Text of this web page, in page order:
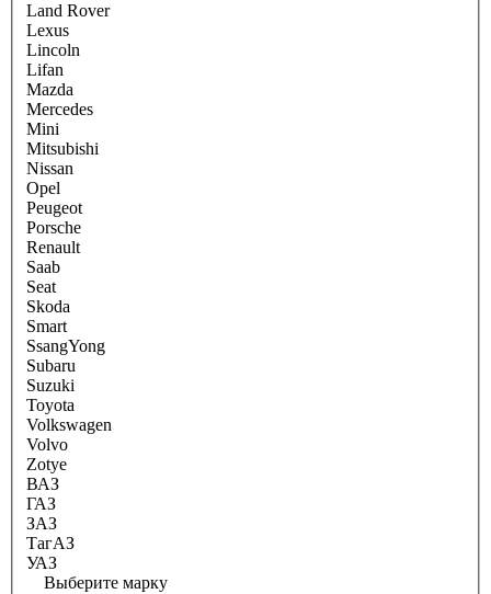
Land Rover
Lexus
Lincoln
Lifan
Mazda
Mercedes
Mini
Mitsubishi
Nissan
Opel
Peugeot
Porsche
Renault
Saab
Seat
Skoda
Smart
SsangYong
Subaru
Suzuki
Toyota
Volkswagen
Volvo
Zotye
ВАЗ
ГАЗ
ЗАЗ
ТагАЗ
УАЗ
Выберите марку